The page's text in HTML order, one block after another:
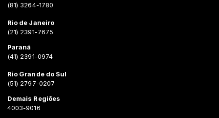
(81) 3264-1780
Rio de Janeiro
(21) 2391-7675
Paraná
(41) 2391-0974
Rio Grande do Sul
(51) 2797-0207
Demais Regiões
4003-9016